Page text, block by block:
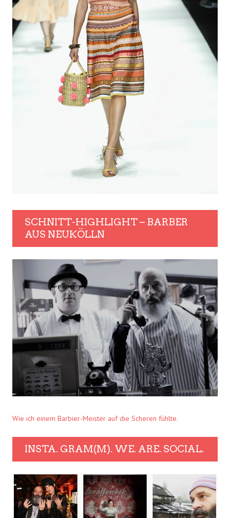
SCHNITT-HIGHLIGHT – BARBER
AUS NEUKÖLLN
Wie ich einem Barbier-Meister auf die Scheren fühlte.
INSTA. GRAM(M). WE. ARE. SOCIAL.